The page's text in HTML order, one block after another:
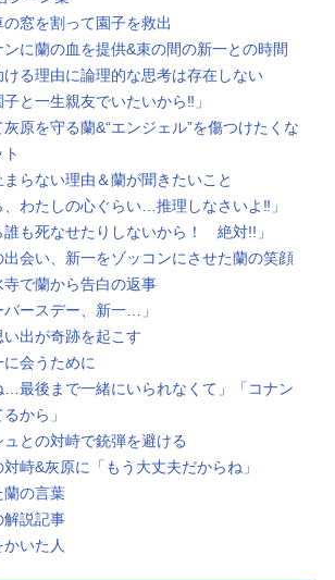
の窓を割って園子を救出
に蘭の血を提供&束の間の新一との時間
ける理由に論理的な思考は存在しない
子と一生親友でいたいから‼︎」
原を守る蘭&“エンジェル”を傷つけたくな
らない理由＆蘭が聞きたいこと
、わたしの心ぐらい…推理しなさいよ‼」
誰も死なせたりしないから！ 絶対!!」
出会い、新一をゾッコンにさせた蘭の笑顔
寺で蘭から告白の返事
バースデー、新一…」
い出が奇跡を起こす
会うために
…最後まで一緒にいられなくて」「コナン
から」
ュとの対峙で銃弾を避ける
峙&灰原に「もう大丈夫だからね」
蘭の言葉
解説記事
いた人